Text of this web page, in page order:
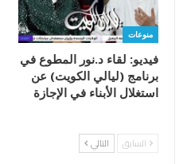
منوعات
فيديو: لقاء د.نور المطوع في
برنامج (ليالي الكويت) عن
استغلال الأبناء في الإجازة
السابق التالي